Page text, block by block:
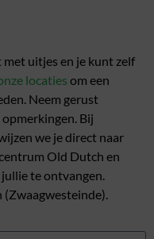
uitjes en je kunt zelf
locaties om een
Neem gerust
Bij
we je direct naar
Old Dutch en
te ontvangen.